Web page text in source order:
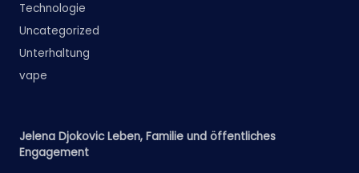
Technologie
Uncategorized
Unterhaltung
vape
Jelena Djokovic Leben, Familie und öffentliches
Engagement